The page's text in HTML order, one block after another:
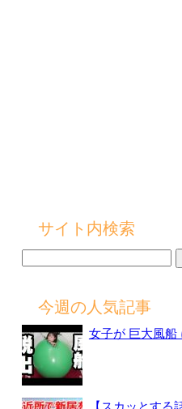
サイト内検索
今週の人気記事
女子が 巨大風船